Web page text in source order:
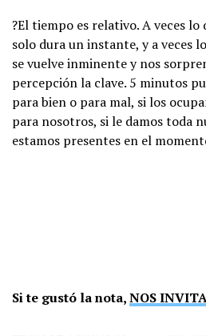
?El tiempo es relativo. A veces
solo dura un instante, y a veces
se vuelve inminente y nos
percepción la clave. 5 minutos
para bien o para mal, si los
para nosotros, si le damos toda
estamos presentes en el
Si te gustó la nota,NOS